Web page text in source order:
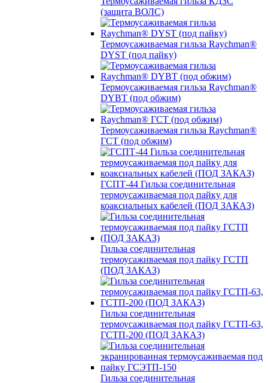
(защита ВОЛС)
Термоусаживаемая гильза Raychman®
DYST (под пайку)
Термоусаживаемая гильза Raychman®
DYBT (под обжим)
Термоусаживаемая гильза Raychman®
ГСТ (под обжим)
ГСПТ-44 Гильза соединительная
термоусаживаемая под пайку для
коаксиальных кабелей (ПОД ЗАКАЗ)
Гильза соединительная
термоусаживаемая под пайку ГСТП
(ПОД ЗАКАЗ)
Гильза соединительная
термоусаживаемая под пайку ГСТП-63,
ГСТП-200 (ПОД ЗАКАЗ)
Гильза соединительная